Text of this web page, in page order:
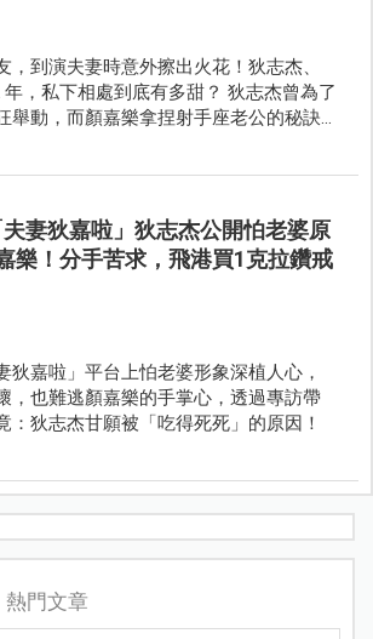
，到演夫妻時意外擦出火花！狄志杰、
下相處到底有多甜？ 狄志杰曾為了
舉動，而顏嘉樂拿捏射手座老公的秘訣
夫妻狄嘉啦」狄志杰公開怕老婆原
樂！分手苦求，飛港買1克拉鑽戒
狄嘉啦」平台上怕老婆形象深植人心，
，也難逃顏嘉樂的手掌心，透過專訪帶
：狄志杰甘願被「吃得死死」的原因！
熱門文章